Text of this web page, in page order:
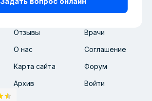
Отзывы Врачи
О нас Соглашение
Карта сайта Форум
Архив Войти